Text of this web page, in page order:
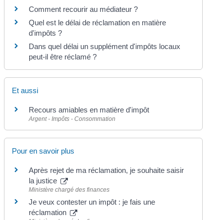
Comment recourir au médiateur ?
Quel est le délai de réclamation en matière
d'impôts ?
Dans quel délai un supplément d'impôts locaux
peut-il être réclamé ?
Et aussi
Recours amiables en matière d'impôt
Argent - Impôts - Consommation
Pour en savoir plus
Après rejet de ma réclamation, je souhaite saisir
la justice
Ministère chargé des finances
Je veux contester un impôt : je fais une
réclamation